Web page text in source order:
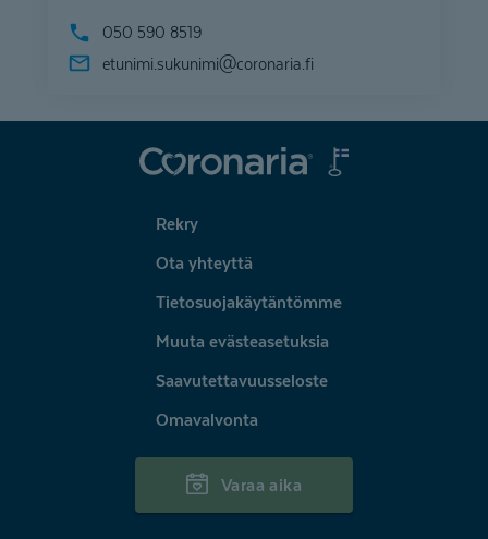
050 590 8519
etunimi.sukunimi@coronaria.fi
Coronaria
Rekry
Ota yhteyttä
Tietosuojakäytäntömme
Muuta evästeasetuksia
Saavutettavuusseloste
Omavalvonta
Varaa aika